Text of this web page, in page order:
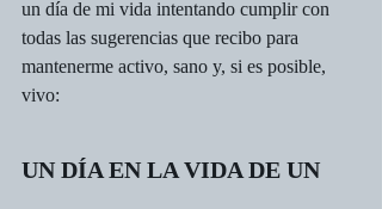
un día de mi vida intentando cumplir con
todas las sugerencias que recibo para
mantenerme activo, sano y, si es posible,
vivo:
UN DÍA EN LA VIDA DE UN